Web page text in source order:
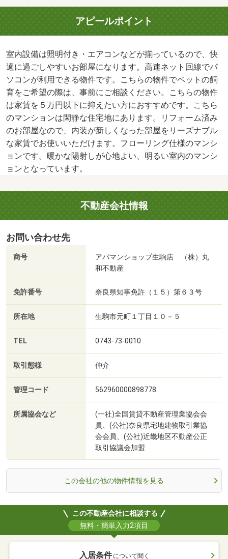
アピールポイント
室内設備は照明付き・エアコンなどが揃っているので、快
適に過ごしやすいお部屋になります。高速ネット回線でパ
ソコンが利用できる物件です。こちらの物件でペットの飼
育をご希望の際は、事前にご相談ください。こちらの物件
は家賃を５万円以下に抑えたい方におすすめです。こちら
のマンションは閑静な住宅地にあります。リフォーム済み
のお部屋なので、内装が新しくなった部屋をリーズナブル
な家賃でお使いいただけます。フローリング仕様のマンシ
ョンです。暖かな陽射しが心地よい、明るい室内のマンシ
ョンとなっています。
不動産会社情報
お問い合わせ先
商号
アパマンショップ生駒店 （株）丸
和不動産
免許番号 奈良県知事免許（１５）第６３号
所在地 生駒市元町１丁目１０－５
TEL 0743-73-0010
取引態様 仲介
管理コード 562960000898778
所属協会など
(一社)全国賃貸不動産管理業協会会
員、(公社)奈良県宅地建物取引業協
会会員、(公社)近畿地区不動産公正
取引協議会加盟
この会社の他の物件情報を見る
この不動産会社に相談する
無料・簡単入力2項目
入居条件 について聞く